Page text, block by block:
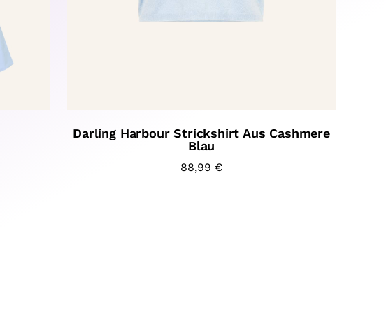
Darling Harbour Strickshirt Aus Cashmere
Blau
88,99 €